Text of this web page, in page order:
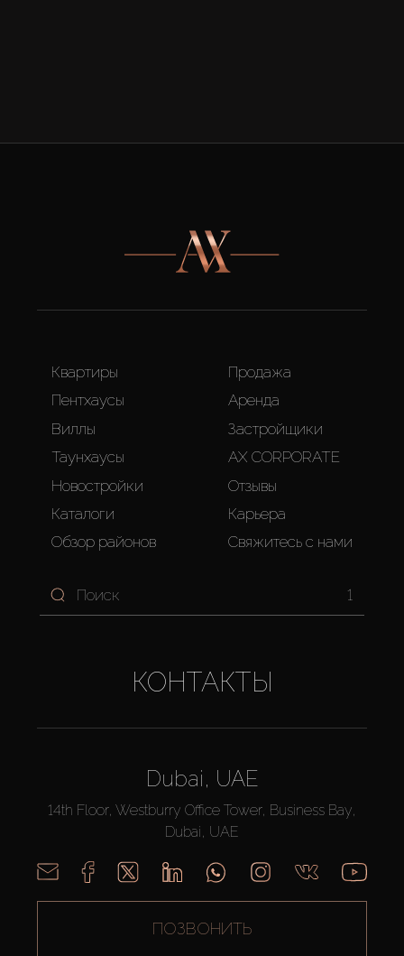
Квартиры
Пентхаусы
Виллы
Таунхаусы
Новостройки
Каталоги
Обзор районов
Продажа
Аренда
Застройщики
AX CORPORATE
Отзывы
Карьера
Свяжитесь с нами
1
КОНТАКТЫ
Dubai, UAE
14th Floor, Westburry Office Tower, Business Bay,
Dubai, UAE
ПОЗВОНИТЬ